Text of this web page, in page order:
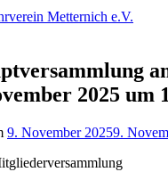
2025 um
9. November 20259.